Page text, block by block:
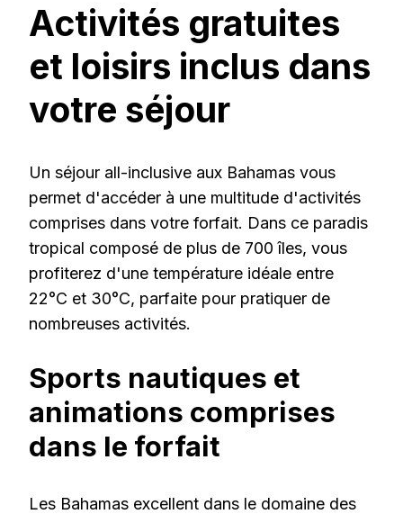
Activités gratuites
et loisirs inclus dans
votre séjour
Un séjour all-inclusive aux Bahamas vous
permet d'accéder à une multitude d'activités
comprises dans votre forfait. Dans ce paradis
tropical composé de plus de 700 îles, vous
profiterez d'une température idéale entre
22°C et 30°C, parfaite pour pratiquer de
nombreuses activités.
Sports nautiques et
animations comprises
dans le forfait
Les Bahamas excellent dans le domaine des